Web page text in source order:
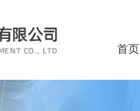
首页